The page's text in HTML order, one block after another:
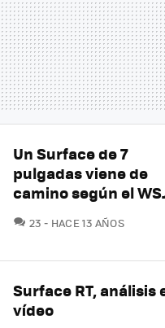
Un Surface de 7
pulgadas viene de
camino según el
23 COMENTARIOS
HACE 13 AÑOS
Surface RT, análisis
vídeo